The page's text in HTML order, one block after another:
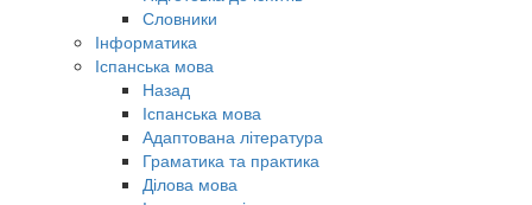
Словники
Інформатика
Іспанська мова
Назад
Іспанська мова
Адаптована література
Граматика та практика
Ділова мова